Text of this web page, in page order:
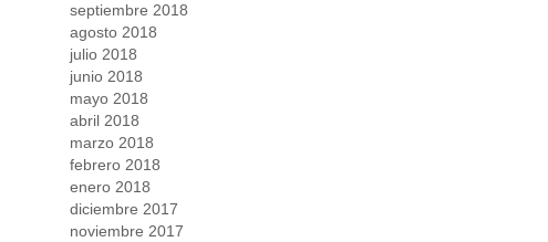
septiembre 2018
agosto 2018
julio 2018
junio 2018
mayo 2018
abril 2018
marzo 2018
febrero 2018
enero 2018
diciembre 2017
noviembre 2017